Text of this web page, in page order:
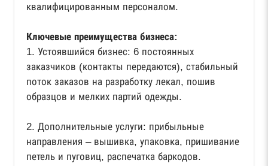
квалифицированным персоналом.
Ключевые преимущества бизнеса:
1. Устоявшийся бизнес: 6 постоянных
заказчиков (контакты передаются), стабильный
поток заказов на разработку лекал, пошив
образцов и мелких партий одежды.
2. Дополнительные услуги: прибыльные
направления – вышивка, упаковка, пришивание
петель и пуговиц, распечатка баркодов.